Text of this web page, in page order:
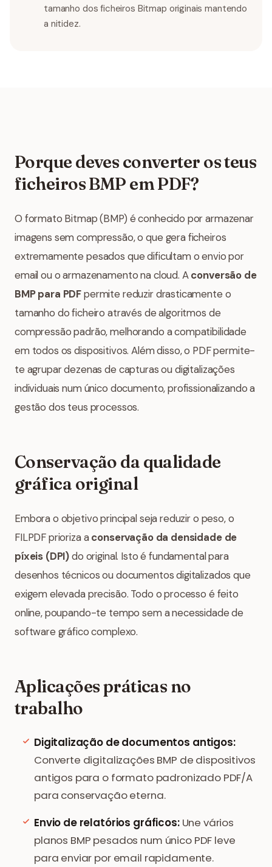
tamanho dos ficheiros Bitmap originais mantendo
a nitidez.
Porque deves converter os teus
ficheiros BMP em PDF?
O formato Bitmap (BMP) é conhecido por armazenar
imagens sem compressão, o que gera ficheiros
extremamente pesados que dificultam o envio por
email ou o armazenamento na cloud. Aconversão de
BMP para PDFpermite reduzir drasticamente o
tamanho do ficheiro através de algoritmos de
compressão padrão, melhorando a compatibilidade
em todos os dispositivos. Além disso, o PDF permite-
te agrupar dezenas de capturas ou digitalizações
individuais num único documento, profissionalizando a
gestão dos teus processos.
Conservação da qualidade
gráfica original
Embora o objetivo principal seja reduzir o peso, o
FILPDF prioriza aconservação da densidade de
píxeis (DPI)do original. Isto é fundamental para
desenhos técnicos ou documentos digitalizados que
exigem elevada precisão. Todo o processo é feito
online, poupando-te tempo sem a necessidade de
software gráfico complexo.
Aplicações práticas no
trabalho
Digitalização de documentos antigos:
Converte digitalizações BMP de dispositivos
antigos para o formato padronizado PDF/A
para conservação eterna.
Envio de relatórios gráficos:Une vários
planos BMP pesados num único PDF leve
para enviar por email rapidamente.